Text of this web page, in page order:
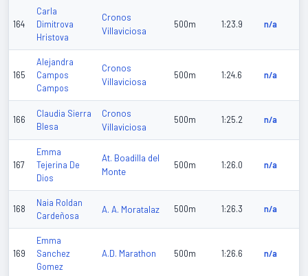
164
Carla
Dimitrova
Hristova
Cronos
Villaviciosa
500m 1:23.9 n/a
165
Alejandra
Campos
Campos
Cronos
Villaviciosa
500m 1:24.6 n/a
166
Claudia Sierra
Blesa
Cronos
Villaviciosa
500m 1:25.2 n/a
167
Emma
Tejerina De
Dios
At. Boadilla del
Monte
500m 1:26.0 n/a
168
Naia Roldan
Cardeñosa
A. A. Moratalaz 500m 1:26.3 n/a
169
Emma
Sanchez
Gomez
A.D. Marathon 500m 1:26.6 n/a